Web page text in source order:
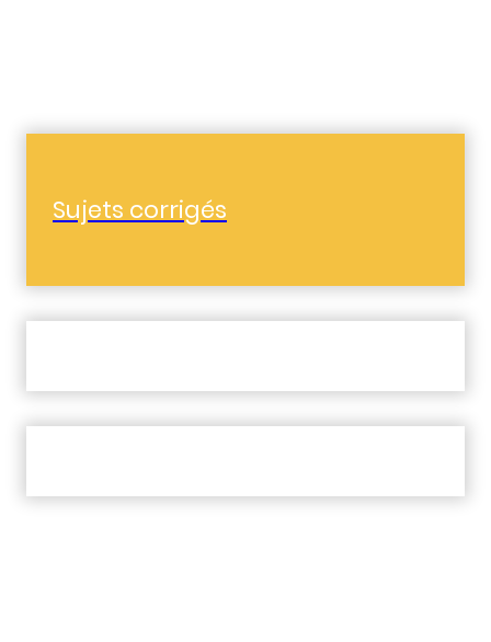
Sujets corrigés